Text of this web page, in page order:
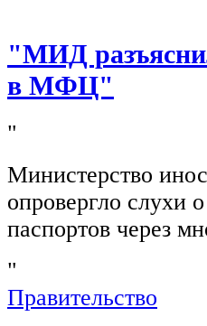
"МИД
в МФЦ"
"
Министерство
опровергло слухи
паспортов через
"
Правительство